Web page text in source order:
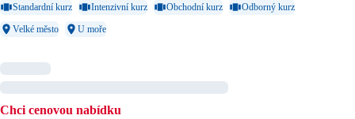
Standardní kurz
Intenzivní kurz Obchodní kurz
Odborný kurz
Velké město
U moře
Chci cenovou nabídku